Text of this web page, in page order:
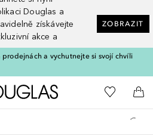
Douglas a
získávejte
akce a
ZOBRAZIT
a vychutnejte si svojí chvíli
Domů K mému
Do